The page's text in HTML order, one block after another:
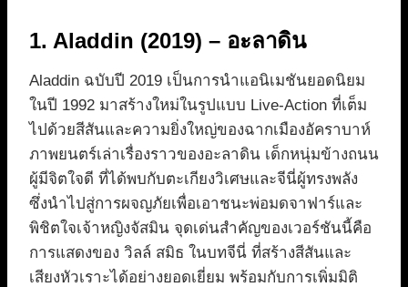
1. Aladdin (2019) – อะลาดิน
Aladdin ฉบับปี 2019 เป็นการนำแอนิเมชันยอดนิยม
ในปี 1992 มาสร้างใหม่ในรูปแบบ Live-Action ที่เต็ม
ไปด้วยสีสันและความยิ่งใหญ่ของฉากเมืองอัคราบาห์
ภาพยนตร์เล่าเรื่องราวของอะลาดิน เด็กหนุ่มข้างถนน
ผู้มีจิตใจดี ที่ได้พบกับตะเกียงวิเศษและจีนี่ผู้ทรงพลัง
ซึ่งนำไปสู่การผจญภัยเพื่อเอาชนะพ่อมดจาฟาร์และ
พิชิตใจเจ้าหญิงจัสมิน จุดเด่นสำคัญของเวอร์ชันนี้คือ
การแสดงของ วิลล์ สมิธ ในบทจีนี่ ที่สร้างสีสันและ
เสียงหัวเราะได้อย่างยอดเยี่ยม พร้อมกับการเพิ่มมิติ